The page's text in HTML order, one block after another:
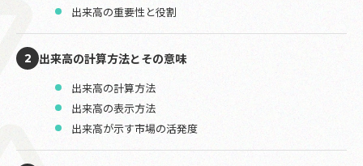
出来高の重要性と役割
2 出来高の計算方法とその意味
出来高の計算方法
出来高の表示方法
出来高が示す市場の活発度